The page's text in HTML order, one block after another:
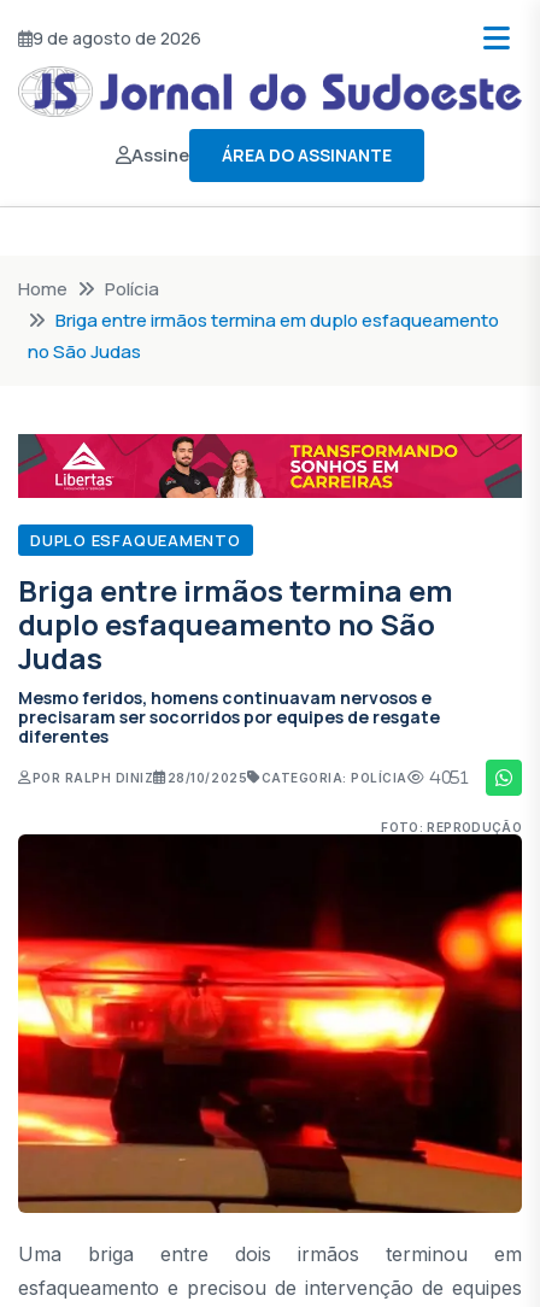
9 de agosto de 2026
Assine ÁREA DO ASSINANTE
Home
Polícia
Briga entre irmãos termina em duplo esfaqueamento
no São Judas
DUPLO ESFAQUEAMENTO
Briga entre irmãos termina em
duplo esfaqueamento no São
Judas
Mesmo feridos, homens continuavam nervosos e
precisaram ser socorridos por equipes de resgate
diferentes
POR RALPH DINIZ 28/10/2025 CATEGORIA: POLÍCIA 4051
FOTO: REPRODUÇÃO
Uma briga entre dois irmãos terminou em
esfaqueamento e precisou de intervenção de equipes